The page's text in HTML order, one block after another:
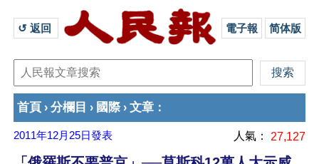
↺ 返回 電子報 简体版
首頁 › 分欄目 › 國際› 文章 ：
2011年12月25日發表 人氣： 27,127